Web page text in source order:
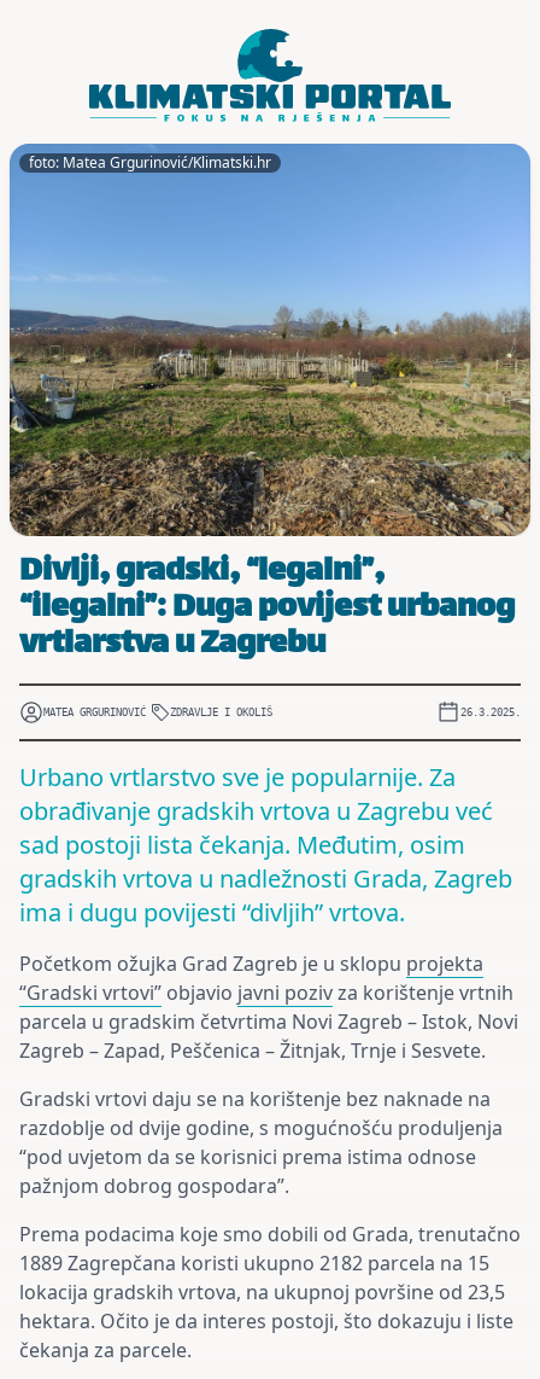
foto: Matea Grgurinović/Klimatski.hr
Divlji, gradski, “legalni”,
“ilegalni”: Duga povijest urbanog
vrtlarstva u Zagrebu
MATEA GRGURINOVIĆ ZDRAVLJE I OKOLIŠ 26.3.2025.
Urbano vrtlarstvo sve je popularnije. Za
obrađivanje gradskih vrtova u Zagrebu već
sad postoji lista čekanja. Međutim, osim
gradskih vrtova u nadležnosti Grada, Zagreb
ima i dugu povijesti “divljih” vrtova.
Početkom ožujka Grad Zagreb je u sklopu projekta
“Gradski vrtovi” objavio javni pozivza korištenje vrtnih
parcela u gradskim četvrtima Novi Zagreb – Istok, Novi
Zagreb – Zapad, Peščenica – Žitnjak, Trnje i Sesvete.
Gradski vrtovi daju se na korištenje bez naknade na
razdoblje od dvije godine, s mogućnošću produljenja
“pod uvjetom da se korisnici prema istima odnose
pažnjom dobrog gospodara”.
Prema podacima koje smo dobili od Grada, trenutačno
1889 Zagrepčana koristi ukupno 2182 parcela na 15
lokacija gradskih vrtova, na ukupnoj površine od 23,5
hektara. Očito je da interes postoji, što dokazuju i liste
čekanja za parcele.